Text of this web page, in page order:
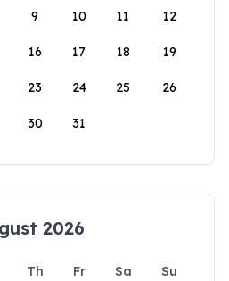
9 10 11 12
16 17 18 19
23 24 25 26
30 31
2026
Th Fr Sa
Su